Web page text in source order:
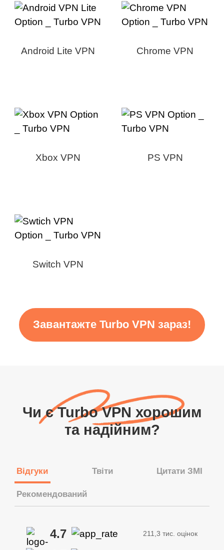
Android Lite VPN Chrome VPN
Xbox VPN PS VPN
Switch VPN
Завантажте Turbo VPN зараз!
Чи є Turbo VPN хорошим
та надійним?
Відгуки Твіти Цитати ЗМІ
Рекомендований
4.7 211,3 тис. оцінок